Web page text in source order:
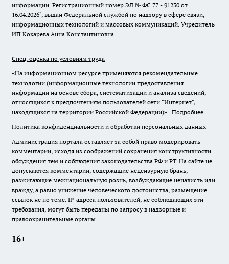
информации. Регистрационный номер ЭЛ № ФС 77 - 91230 от
16.04.2026", выдан Федеральной службой по надзору в сфере связи,
информационных технологий и массовых коммуникаций. Учредитель
ИП Кокарева Анна Константиновна.
Спец. оценка по условиям труда
«На информационном ресурсе применяются рекомендательные
технологии (информационные технологии предоставления
информации на основе сбора, систематизации и анализа сведений,
относящихся к предпочтениям пользователей сети "Интернет",
находящихся на территории Российской Федерации)». Подробнее
Политика конфиденциальности и обработки персональных данных
Администрация портала оставляет за собой право модерировать
комментарии, исходя из соображений сохранения конструктивности
обсуждения тем и соблюдения законодательства РФ и РТ. На сайте не
допускаются комментарии, содержащие нецензурную брань,
разжигающие межнациональную рознь, возбуждающие ненависть или
вражду, а равно унижение человеческого достоинства, размещение
ссылок не по теме. IP-адреса пользователей, не соблюдающих эти
требования, могут быть переданы по запросу в надзорные и
правоохранительные органы.
16+